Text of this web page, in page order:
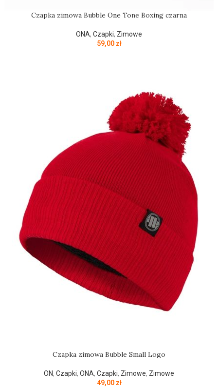
Czapka zimowa Bubble One Tone Boxing czarna
ONA, Czapki, Zimowe
59,00 zł
Czapka zimowa Bubble Small Logo
ON, Czapki, ONA, Czapki, Zimowe, Zimowe
49,00 zł